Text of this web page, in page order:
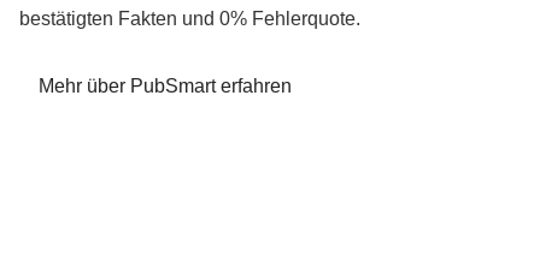
bestätigten Fakten und 0% Fehlerquote.
Mehr über PubSmart erfahren